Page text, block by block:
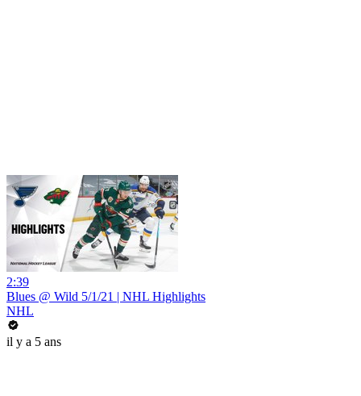
2:39
Blues @ Wild 5/1/21 | NHL Highlights
NHL
il y a 5 ans